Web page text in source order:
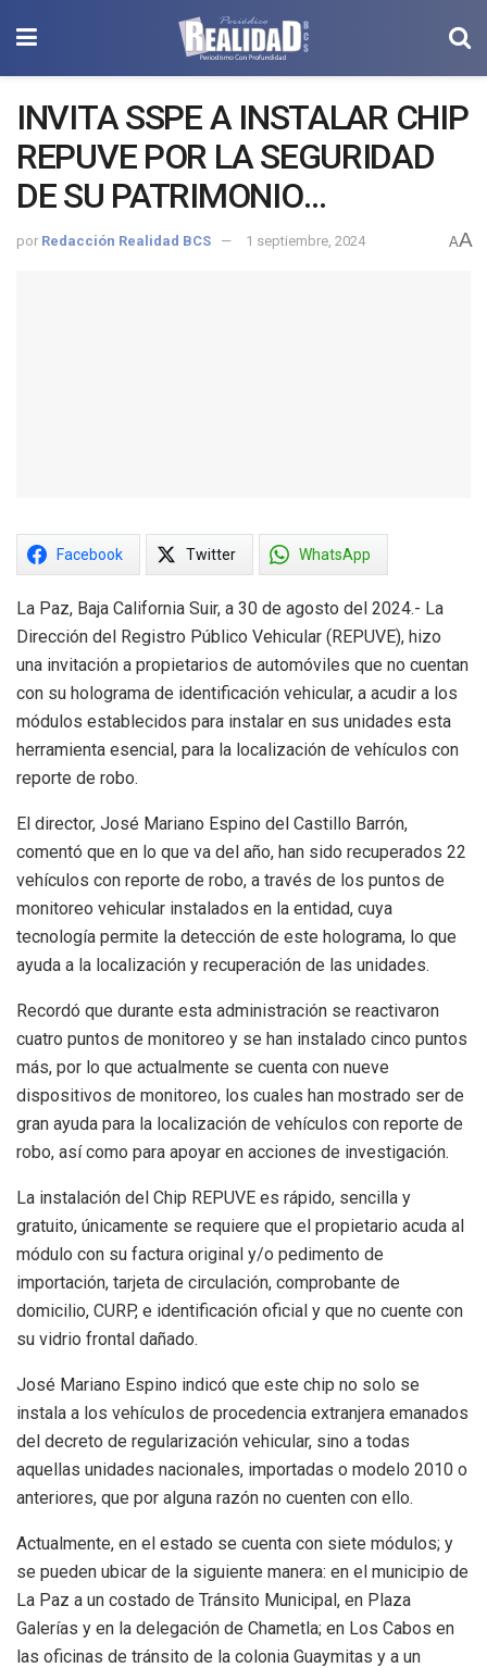
INVITA SSPE A INSTALAR CHIP
REPUVE POR LA SEGURIDAD
DE SU PATRIMONIO
VEHICULAR
por Redacción Realidad BCS 1 septiembre, 2024 AA
Facebook Twitter WhatsApp
La Paz, Baja California Suir, a 30 de agosto del 2024.- La
Dirección del Registro Público Vehicular (REPUVE), hizo
una invitación a propietarios de automóviles que no cuentan
con su holograma de identificación vehicular, a acudir a los
módulos establecidos para instalar en sus unidades esta
herramienta esencial, para la localización de vehículos con
reporte de robo.
El director, José Mariano Espino del Castillo Barrón,
comentó que en lo que va del año, han sido recuperados 22
vehículos con reporte de robo, a través de los puntos de
monitoreo vehicular instalados en la entidad, cuya
tecnología permite la detección de este holograma, lo que
ayuda a la localización y recuperación de las unidades.
Recordó que durante esta administración se reactivaron
cuatro puntos de monitoreo y se han instalado cinco puntos
más, por lo que actualmente se cuenta con nueve
dispositivos de monitoreo, los cuales han mostrado ser de
gran ayuda para la localización de vehículos con reporte de
robo, así como para apoyar en acciones de investigación.
La instalación del Chip REPUVE es rápido, sencilla y
gratuito, únicamente se requiere que el propietario acuda al
módulo con su factura original y/o pedimento de
importación, tarjeta de circulación, comprobante de
domicilio, CURP, e identificación oficial y que no cuente con
su vidrio frontal dañado.
José Mariano Espino indicó que este chip no solo se
instala a los vehículos de procedencia extranjera emanados
del decreto de regularización vehicular, sino a todas
aquellas unidades nacionales, importadas o modelo 2010 o
anteriores, que por alguna razón no cuenten con ello.
Actualmente, en el estado se cuenta con siete módulos; y
se pueden ubicar de la siguiente manera: en el municipio de
La Paz a un costado de Tránsito Municipal, en Plaza
Galerías y en la delegación de Chametla; en Los Cabos en
las oficinas de tránsito de la colonia Guaymitas y a un